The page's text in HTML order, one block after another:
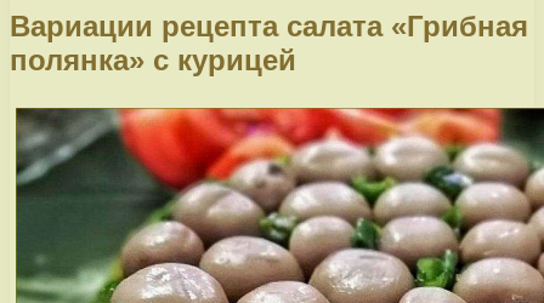
Вариации рецепта салата «Грибная
полянка» с курицей